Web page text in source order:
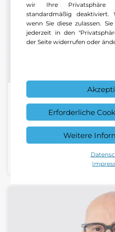
wir Ihre Privatsphäre
standardmäßig
wenn Sie diese zulassen.
jederzeit in den
der Seite widerrufen oder
Erforderliche
Weitere
Christian Braiotta
Ersatzteillogistiker |
+41 61 377 55 55
E-Mail schreiben